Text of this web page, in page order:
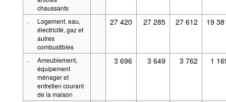
chaussants
·
Logement, eau,
électricité, gaz et
autres
combustibles
27 420 27 285 27 612 19
·
Ameublement,
équipement
ménager et
entretien courant
de la maison
3 696 3 649 3 762 1